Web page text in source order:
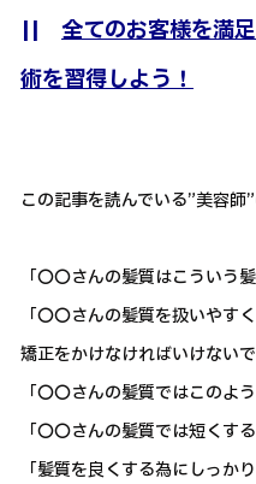
|| 全てのお客様を満
術を習得しよう！
この記事を読んでいる”美容師
「〇〇さんの髪質はこういう
「〇〇さんの髪質を扱いやす
矯正をかけなければいけないで
「〇〇さんの髪質ではこのよ
「〇〇さんの髪質では短くす
「髪質を良くする為にしっか